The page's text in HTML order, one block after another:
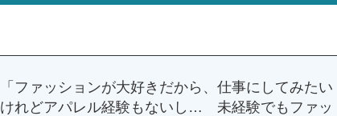
「ファッションが大好きだから、仕事にしてみたい
けれどアパレル経験もないし… 未経験でもファッ